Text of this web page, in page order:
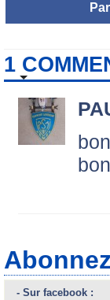
1
- Sur facebook :